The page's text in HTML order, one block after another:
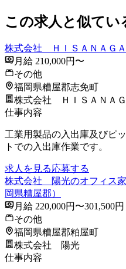
この求人と似てい
株式会社 ＨＩＳＡＮＡＧＡ
月給 210,000円〜
その他
福岡県糟屋郡志免町
株式会社 ＨＩＳＡＮＡ
仕事内容
工業用製品の入出庫及び
トでの入出庫作業です。
求人を見る応募する
株式会社 陽光のオフィス
岡県糟屋郡）
月給 220,000円〜301,500円
その他
福岡県糟屋郡粕屋町
株式会社 陽光
仕事内容